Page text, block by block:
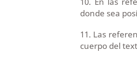
donde sea
11. Las
cuerpo del